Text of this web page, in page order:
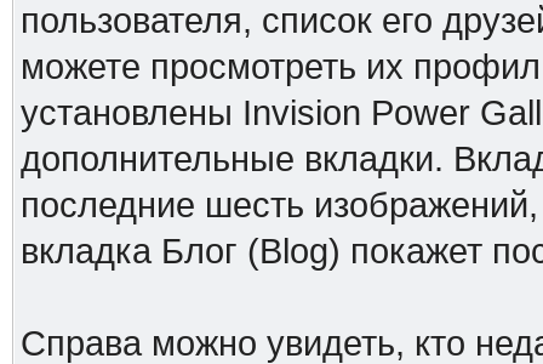
пользователя, список его
можете просмотреть их
установлены Invision Power
дополнительные вкладки.
последние шесть
вкладка Блог (Blog) покажет
Справа можно увидеть, кто